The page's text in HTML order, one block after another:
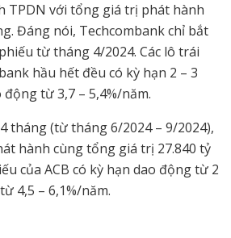
TPDN với tổng giá trị phát hành
Đáng nói, Techcombank chỉ bắt
từ tháng 4/2024. Các lô trái
hầu hết đều có kỳ hạn 2 – 3
từ 3,7 – 5,4%/năm.
tháng (từ tháng 6/2024 – 9/2024),
hành cùng tổng giá trị 27.840 tỷ
của ACB có kỳ hạn dao động từ 2
4,5 – 6,1%/năm.